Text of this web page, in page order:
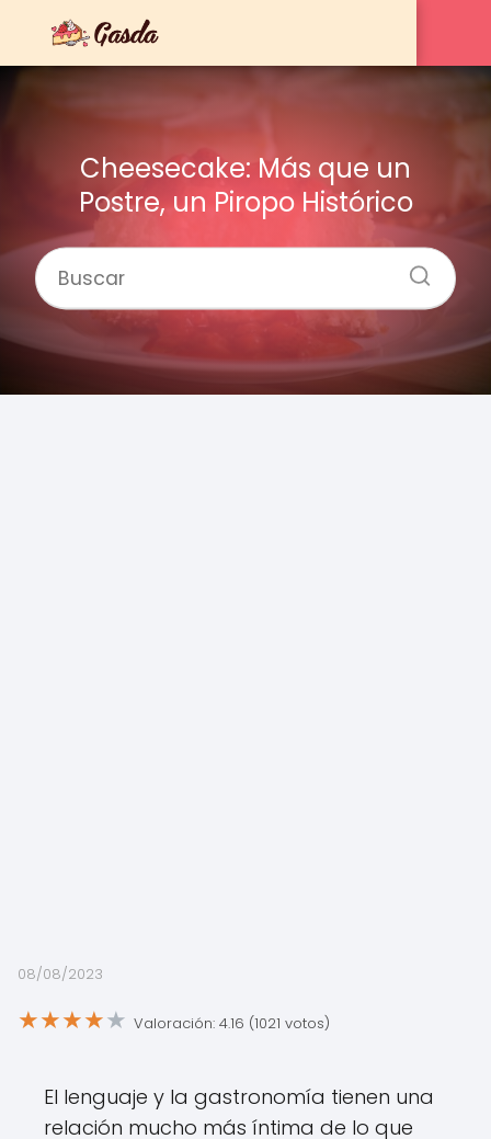
Cheesecake: Más que un
Postre, un Piropo Histórico
08/08/2023
★★★★★ Valoración: 4.16 (1021 votos)
El lenguaje y la gastronomía tienen una
relación mucho más íntima de lo que